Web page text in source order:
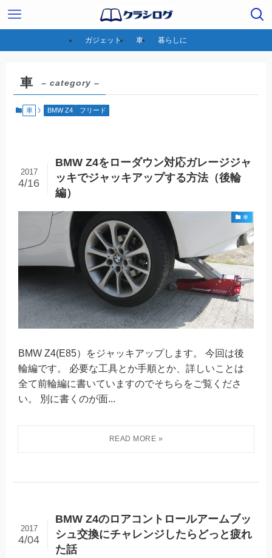
ガジェット 車 暮らしに
車 – category –
車 BMW Z4 フリード
BMW Z4をローダウン対応ガレージジャ
ッキでジャッキアップする方法（後輪
編）
2017
4/16
車
BMW Z4(E85）をジャッキアップします。 今回は後
輪編です。 必要な工具とか手順とか、詳しいことは
全て前輪編に書いていますのでそちらをご覧くださ
い。 別に書くのが面...
BMW Z4のロアコントロールアームブッ
シュ交換にチャレンジしたらどっと疲れ
た話
2017
4/04